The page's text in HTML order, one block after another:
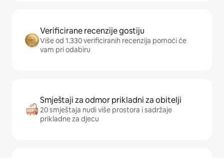
Verificirane recenzije gostiju
Više od 1.330 verificiranih recenzija pomoći će
vam pri odabiru
Smještaji za odmor prikladni za obitelji
20 smještaja nudi više prostora i sadržaje
prikladne za djecu